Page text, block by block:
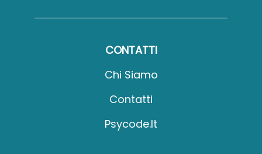
CONTATTI
Chi Siamo
Contatti
Psycode.it